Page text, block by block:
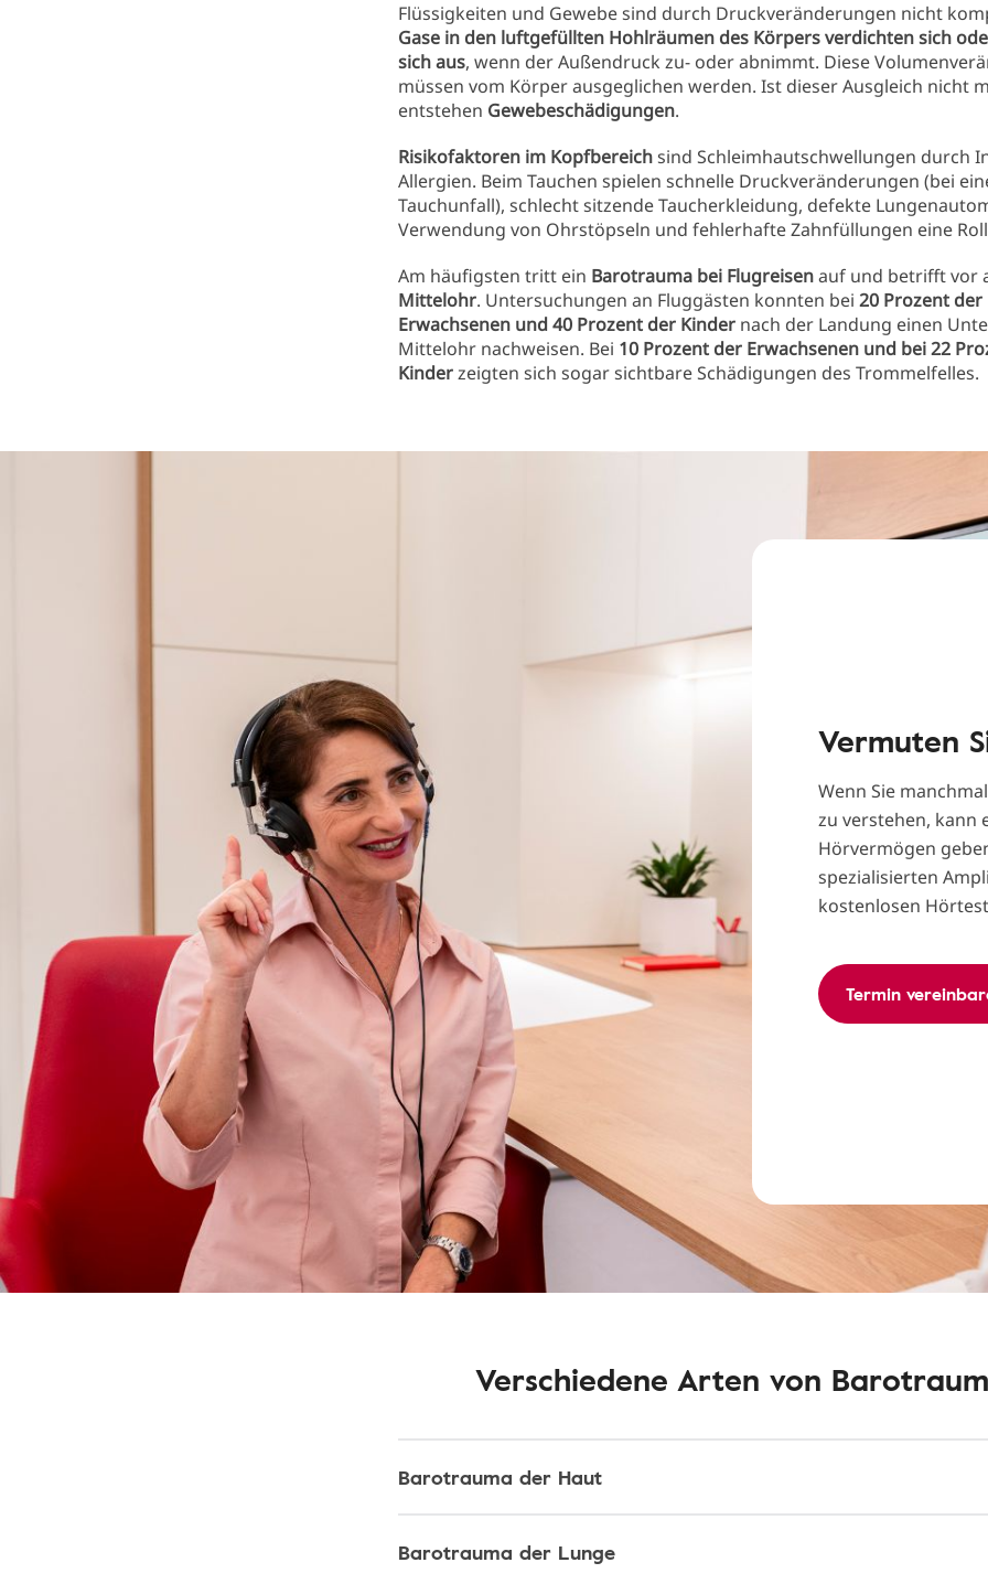
Flüssigkeiten und Gewebe sind durch Druckveränderungen nicht
Gase in den luftgefüllten Hohlräumen des Körpers verdichten sich
sich aus, wenn der Außendruck zu- oder abnimmt. Diese
müssen vom Körper ausgeglichen werden. Ist dieser Ausgleich nicht
entstehen Gewebeschädigungen.
Risikofaktoren im Kopfbereichsind Schleimhautschwellungen durch
Allergien. Beim Tauchen spielen schnelle Druckveränderungen (bei
Tauchunfall), schlecht sitzende Taucherkleidung, defekte
Verwendung von Ohrstöpseln und fehlerhafte Zahnfüllungen eine
Am häufigsten tritt ein Barotrauma bei Flugreisenauf und betrifft vor
Mittelohr. Untersuchungen an Fluggästen konnten bei 20 Prozent der
Erwachsenen und 40 Prozent der Kinder nach der Landung einen
Mittelohr nachweisen. Bei 10 Prozent der Erwachsenen und bei 22
Kinderzeigten sich sogar sichtbare Schädigungen des Trommelfelles.
Vermuten
Wenn Sie
zu verstehen, kann
Hörvermögen
spezialisierten
kostenlosen
Termin
Verschiedene Arten von
Barotrauma der Haut
Barotrauma der Lunge